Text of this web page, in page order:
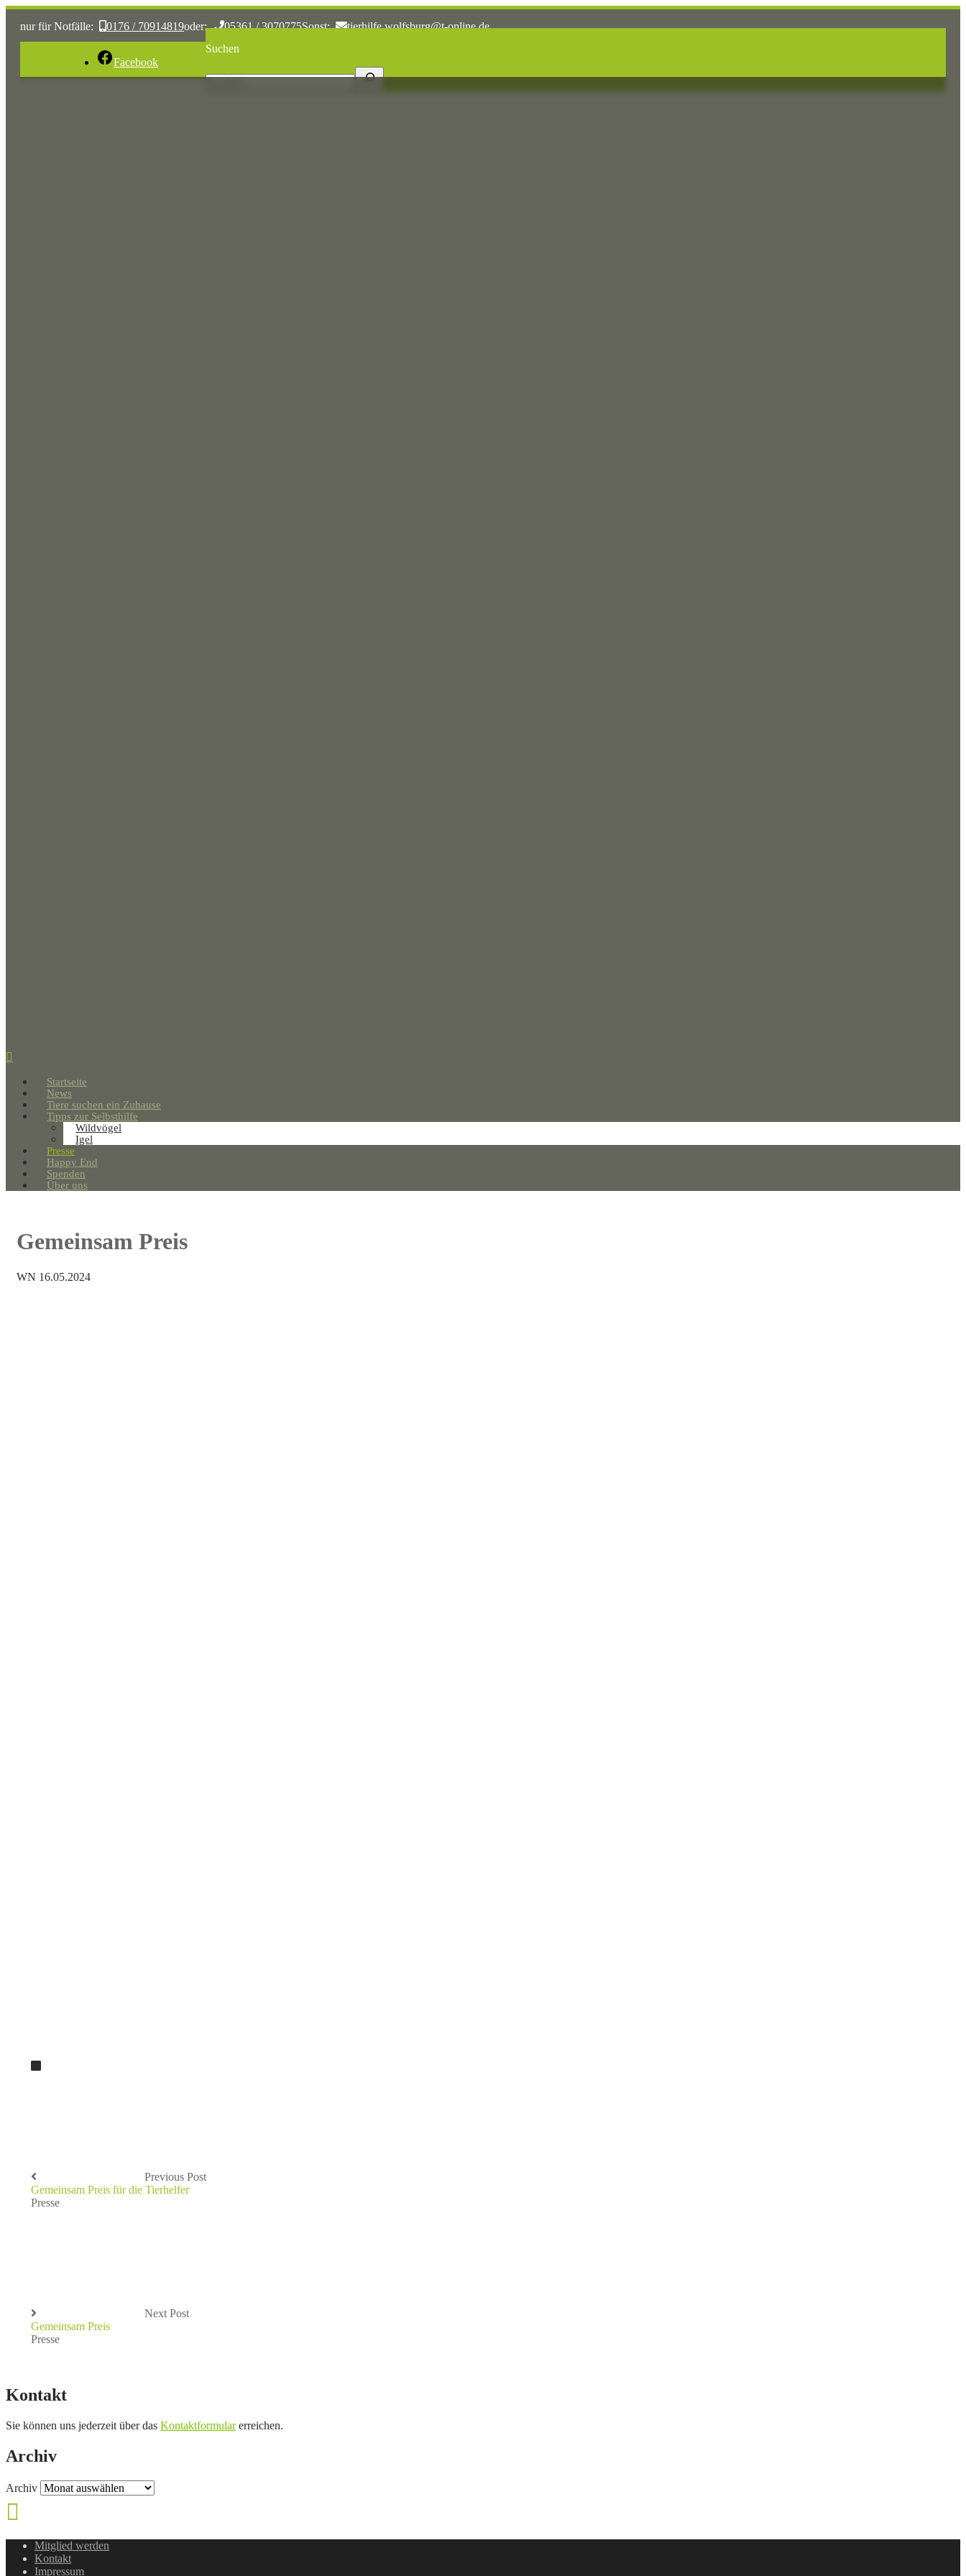
nur für Notfälle: 0176 / 70914819oder: 05361 / 3070775Sonst: tierhilfe.wolfsburg@t-online.de
Facebook
Suchen
Startseite
News
Tiere suchen ein Zuhause
Tipps zur Selbsthilfe
Wildvögel
Igel
Presse
Happy End
Spenden
Über uns
Gemeinsam Preis
WN 16.05.2024
Previous Post
Gemeinsam Preis für die Tierhelfer
Presse
Next Post
Gemeinsam Preis
Presse
Kontakt
Sie können uns jederzeit über das Kontaktformularerreichen.
Archiv
Archiv
Mitglied werden
Kontakt
Impressum